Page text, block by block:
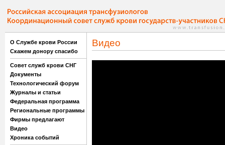
О Службе крови России
Скажем донору спасибо
Совет служб крови СНГ
Документы
Технологический форум
Журналы и статьи
Федеральная программа
Региональные программы
Фирмы предлагают
Видео
Хроника событий
Видео